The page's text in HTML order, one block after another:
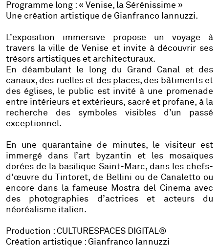
Programme long : « Venise, la Sérénissime »
Une création artistique de Gianfranco Iannuzzi.
L’exposition immersive propose un voyage à
travers la ville de Venise et invite à découvrir ses
trésors artistiques et architecturaux.
En déambulant le long du Grand Canal et des
canaux, des ruelles et des places, des bâtiments et
des églises, le public est invité à une promenade
entre intérieurs et extérieurs, sacré et profane, à la
recherche des symboles visibles d’un passé
exceptionnel.
En une quarantaine de minutes, le visiteur est
immergé dans l’art byzantin et les mosaïques
dorées de la basilique Saint-Marc, dans les chefs-
d’œuvre du Tintoret, de Bellini ou de Canaletto ou
encore dans la fameuse Mostra del Cinema avec
des photographies d’actrices et acteurs du
néoréalisme italien.
Production : CULTURESPACES DIGITAL®
Création artistique : Gianfranco Iannuzzi